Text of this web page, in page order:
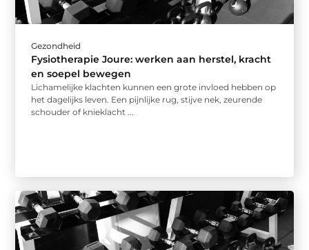
Gezondheid
Fysiotherapie Joure: werken aan herstel, kracht
en soepel bewegen
Lichamelijke klachten kunnen een grote invloed hebben op
het dagelijks leven. Een pijnlijke rug, stijve nek, zeurende
schouder of knieklacht ...